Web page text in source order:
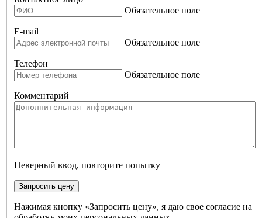
Обязательное поле
E-mail
Обязательное поле
Телефон
Обязательное поле
Комментарий
Неверный ввод, повторите попытку
Запросить цену
Нажимая кнопку «Запросить цену», я даю свое согласие на